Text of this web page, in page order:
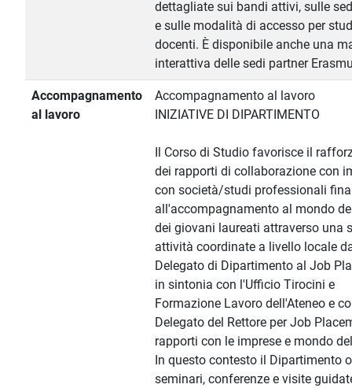
dettagliate sui bandi attivi, sulle
e sulle modalità di accesso per
docenti. È disponibile anche una
interattiva delle sedi partner
Accompagnamento
al lavoro
Accompagnamento al lavoro
INIZIATIVE DI DIPARTIMENTO
Il Corso di Studio favorisce il
dei rapporti di collaborazione con
con società/studi professionali
all'accompagnamento al mondo
dei giovani laureati attraverso una
attività coordinate a livello locale
Delegato di Dipartimento al Job
in sintonia con l'Ufficio Tirocini e
Formazione Lavoro dell'Ateneo e
Delegato del Rettore per Job
rapporti con le imprese e mondo
In questo contesto il Dipartimento
seminari, conferenze e visite